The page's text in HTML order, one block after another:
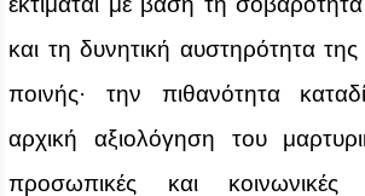
και τη δυνητική αυστηρότητα
ποινής· την πιθανότητα
αρχική αξιολόγηση του
προσωπικές και